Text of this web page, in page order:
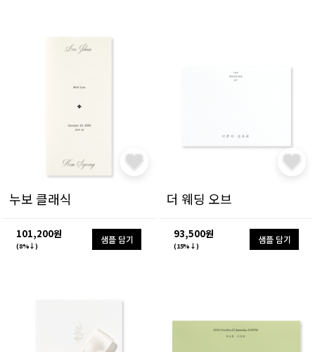
누보 클래식
101,200원
(8%↓)
샘플 담기
더 웨딩 오브
93,500원
(15%↓)
샘플 담기